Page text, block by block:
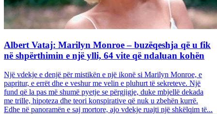
Albert Vataj: Marilyn Monroe – buzëqeshja që u fik
në shpërthimin e një ylli, 64 vite që ndaluan kohën
Një vdekje e denjë për mistikën e një ikonë si Marilyn Monroe, e
papritur, e errët dhe e veshur me velin e pluhurt të sekreteve. Një
fund që la pas më shumë pyetje se përgjigje, duke mbjellë dekada
me trille, hipoteza dhe teori konspirative që nuk u zbehën kurrë.
Edhe në panoramën e saj mortore, ajo vdekje ruajti një shkëlqim të...